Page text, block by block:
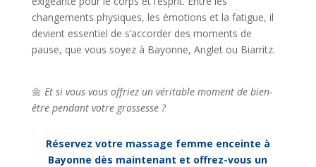
changements physiques, les émotions et la fatigue, il
devient essentiel de s’accorder des moments de
pause, que vous soyez à Bayonne, Anglet ou Biarritz.
🌼 Et si vous vous offriez un véritable moment de bien-
être pendant votre grossesse ?
Réservez votre massage femme enceinte à
Bayonne dès maintenant et offrez-vous un